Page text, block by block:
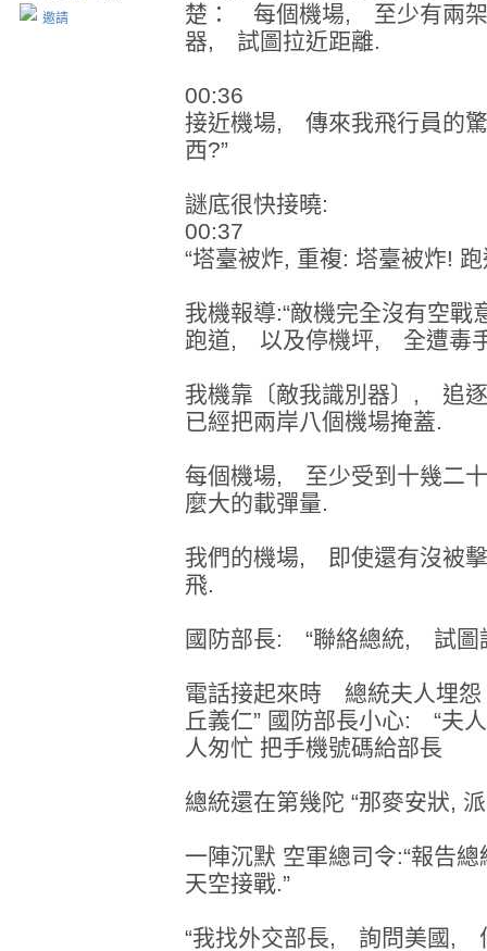
邀請
楚： 每個機場, 至少有兩
器, 試圖拉近距離.
00:36
接近機場, 傳來我飛行員的
西?”
謎底很快接曉:
00:37
“塔臺被炸, 重複: 塔臺被炸!
我機報導:“敵機完全沒有
跑道, 以及停機坪, 全遭毒
我機靠〔敵我識別器〕,
已經把兩岸八個機場掩蓋.
每個機場, 至少受到十幾二
麼大的載彈量.
我們的機場, 即使還有沒被
飛.
國防部長: “聯絡總統, 試圖
電話接起來時 總統夫人埋怨
丘義仁” 國防部長小心: “夫
人匆忙 把手機號碼給部長
總統還在第幾陀 “那麥安狀,
一陣沉默 空軍總司令:“報告
天空接戰.”
“我找外交部長, 詢問美國